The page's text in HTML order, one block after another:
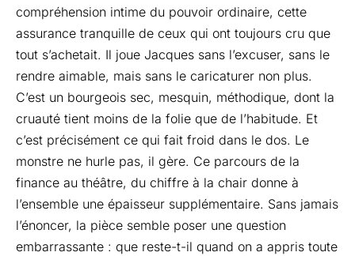
compréhension intime du pouvoir ordinaire, cette
assurance tranquille de ceux qui ont toujours cru que
tout s’achetait. Il joue Jacques sans l’excuser, sans le
rendre aimable, mais sans le caricaturer non plus.
C’est un bourgeois sec, mesquin, méthodique, dont la
cruauté tient moins de la folie que de l’habitude. Et
c’est précisément ce qui fait froid dans le dos. Le
monstre ne hurle pas, il gère. Ce parcours de la
finance au théâtre, du chiffre à la chair donne à
l’ensemble une épaisseur supplémentaire. Sans jamais
l’énoncer, la pièce semble poser une question
embarrassante : que reste-t-il quand on a appris toute